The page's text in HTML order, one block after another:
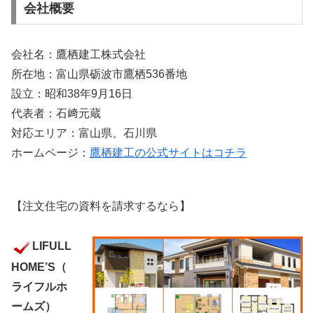
会社概要
会社名：鷹栖建工株式会社
所在地：富山県砺波市鷹栖536番地
設立：昭和38年9月16日
代表者：石﨑元蔵
対応エリア：富山県、石川県
ホームページ： 鷹栖建工の公式サイトはコチラ
【注文住宅の資料を請求するなら】
LIFULL
HOME’S（
ライフルホ
ームズ）